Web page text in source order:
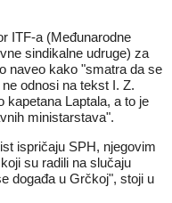
ITF-a (Međunarodne
sindikalne udruge) za
naveo kako "smatra da se
odnosi na tekst I. Z.
kapetana Laptala, a to je
ministarstava".
ispričaju SPH, njegovim
su radili na slučaju
događa u Grčkoj", stoji u